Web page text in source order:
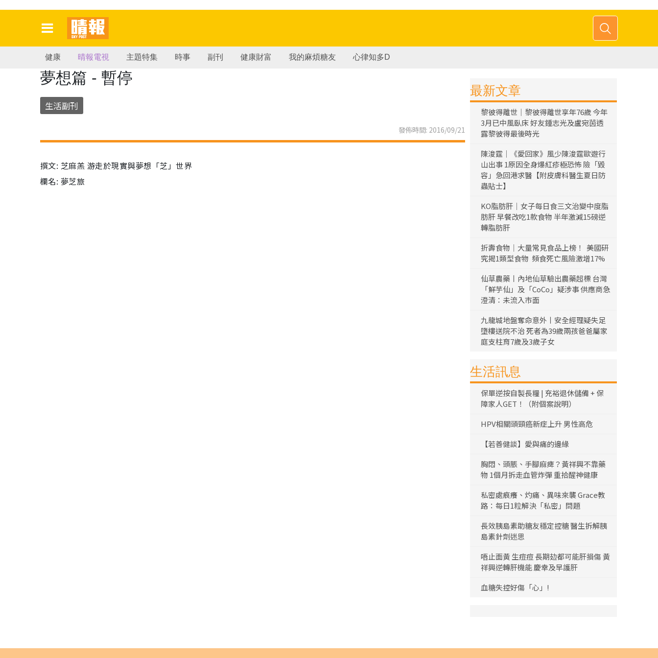
健康 晴報電視 主題特集 時事 副刊 健康財富 我的麻煩糖友 心律知多D
夢想篇 - 暫停
生活副刊
發佈時間: 2016/09/21
撰文: 芝麻羔 游走於現實與夢想「芝」世界
欄名: 夢芝旅
最新文章
黎彼得離世｜黎彼得離世享年76歲 今年
3月已中風臥床 好友鍾志光及盧宛茵透
露黎彼得最後時光
陳浚霆｜《愛回家》風少陳浚霆歐遊行
山出事 1原因全身爆紅疹極恐怖 險「毀
容」急回港求醫【附皮膚科醫生夏日防
蟲貼士】
KO脂肪肝｜女子每日食三文治變中度脂
肪肝 早餐改吃1款食物 半年激減15磅逆
轉脂肪肝
折壽食物｜大量常見食品上榜！ 美國研
究揭1類型食物 頻食死亡風險激增17%
仙草農藥丨內地仙草驗出農藥超標 台灣
「鮮芋仙」及「CoCo」疑涉事 供應商急
澄清：未流入市面
九龍城地盤奪命意外丨安全經理疑失足
墮樓送院不治 死者為39歲兩孩爸爸屬家
庭支柱育7歲及3歲子女
生活訊息
保單逆按自製長糧 | 充裕退休儲備 + 保
障家人GET！（附個案說明）
HPV相關頭頸癌新症上升 男性高危
【若善健談】愛與痛的邊緣
胸悶、頭脹、手腳麻痺？黃祥興不靠藥
物 1個月拆走血管炸彈 重拾醒神健康
私密處痕癢、灼痛、異味來襲 Grace教
路：每日1粒解決「私密」問題
長效胰島素助糖友穩定控糖 醫生拆解胰
島素針劑迷思
唔止面黃 生痘痘 長期攰都可能肝損傷 黃
祥興逆轉肝機能 慶幸及早護肝
血糖失控好傷「心」!